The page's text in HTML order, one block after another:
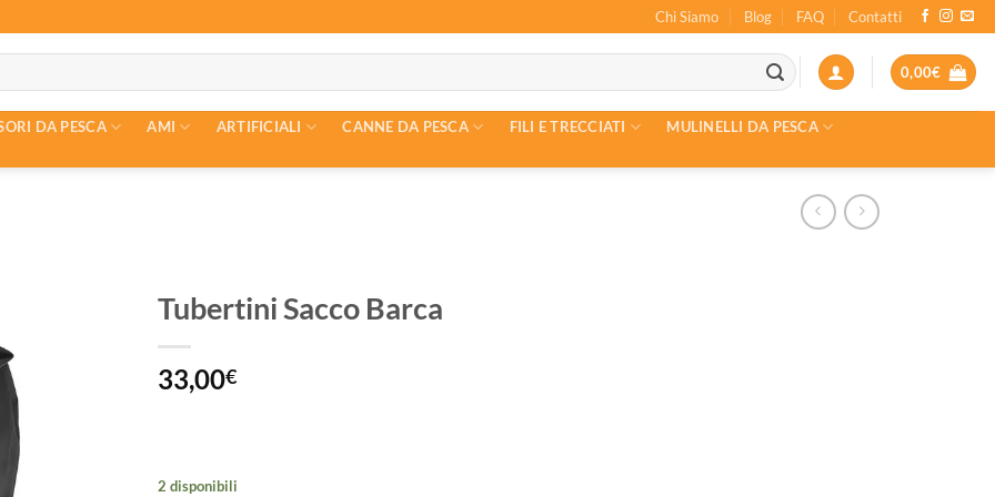
Chi Siamo Blog FAQ Contatti
0,00€
DA PESCA AMI ARTIFICIALI CANNE DA PESCA FILI E TRECCIATI
MULINELLI DA PESCA
Tubertini Sacco Barca
33,00€
2 disponibili